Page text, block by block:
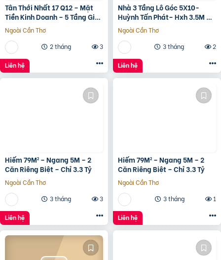
Tân Thới Nhất 17 Q12 – Mặt
Tiền Kinh Doanh – 5 Tầng Giá
13.6 Tỷ
Ngoài Cần Thơ
2 tháng
3
Liên hệ
Nhà 3 Tầng Lô Góc 5X10-
Huỳnh Tấn Phát– Hxh 3.5M –
Kinh Doanh Tốt – Shr Hoàn
Công Đủ- Giá 3 Tỷ Hơn.
Ngoài Cần Thơ
3 tháng
2
Liên hệ
Hiếm 79M² – Ngang 5M – 2
Căn Riêng Biệt – Chỉ 3.3 Tỷ
Ngoài Cần Thơ
3 tháng
3
Liên hệ
Hiếm 79M² – Ngang 5M – 2
Căn Riêng Biệt – Chỉ 3.3 Tỷ
Ngoài Cần Thơ
3 tháng
1
Liên hệ